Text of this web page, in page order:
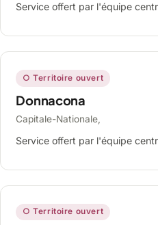
Service offert par l'équipe
○ Territoire ouvert
Donnacona
Capitale-Nationale,
Service offert par l'équipe
○ Territoire ouvert